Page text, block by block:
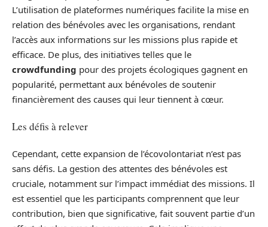
L’utilisation de plateformes numériques facilite la mise en
relation des bénévoles avec les organisations, rendant
l’accès aux informations sur les missions plus rapide et
efficace. De plus, des initiatives telles que le
crowdfunding pour des projets écologiques gagnent en
popularité, permettant aux bénévoles de soutenir
financièrement des causes qui leur tiennent à cœur.
Les défis à relever
Cependant, cette expansion de l’écovolontariat n’est pas
sans défis. La gestion des attentes des bénévoles est
cruciale, notamment sur l’impact immédiat des missions. Il
est essentiel que les participants comprennent que leur
contribution, bien que significative, fait souvent partie d’un